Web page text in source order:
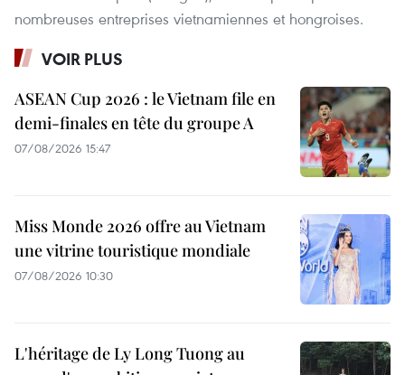
nombreuses entreprises vietnamiennes et hongroises.
VOIR PLUS
ASEAN Cup 2026 : le Vietnam file en
demi-finales en tête du groupe A
07/08/2026 15:47
Miss Monde 2026 offre au Vietnam
une vitrine touristique mondiale
07/08/2026 10:30
L'héritage de Ly Long Tuong au